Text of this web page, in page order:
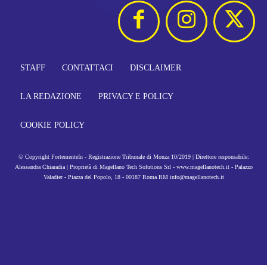
STAFF CONTATTACI DISCLAIMER
LA REDAZIONE PRIVACY E POLICY
COOKIE POLICY
© Copyright FortementeIn - Registrazione Tribunale di Monza 10/2019 | Direttore responsabile:
Alessandra Chiaradia | Proprietà di Magellano Tech Solutions Srl - www.magellanotech.it - Palazzo
Valadier - Piazza del Popolo, 18 - 00187 Roma RM info@magellanotech.it